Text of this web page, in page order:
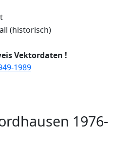
(historisch)
Vektordaten !
1989
1976-